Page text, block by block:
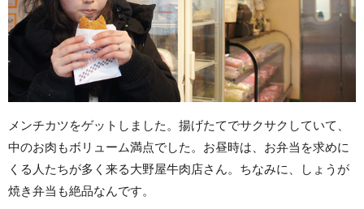
メンチカツをゲットしました。揚げたてでサクサクしていて、
中のお肉もボリューム満点でした。お昼時は、お弁当を求めに
くる人たちが多く来る大野屋牛肉店さん。ちなみに、しょうが
焼き弁当も絶品なんです。